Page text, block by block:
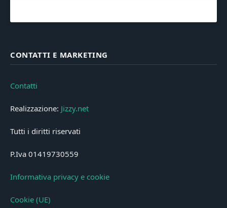
CONTATTI E MARKETING
Contatti
Realizzazione: Jizzy.net
Tutti i diritti riservati
P.Iva 01419730559
Informativa privacy e cookie
Cookie (UE)